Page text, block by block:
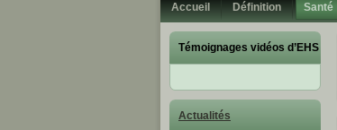
Accueil Définition Santé
Témoignages vidéos d’EHS
Actualités